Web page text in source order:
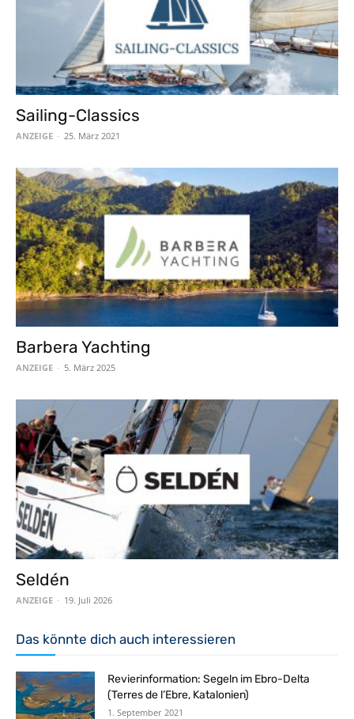
Sailing-Classics
ANZEIGE - 25. März 2021
Barbera Yachting
ANZEIGE - 5. März 2025
Seldén
ANZEIGE - 19. Juli 2026
Das könnte dich auch interessieren
Revierinformation: Segeln im Ebro-Delta
(Terres de l’Ebre, Katalonien)
1. September 2021